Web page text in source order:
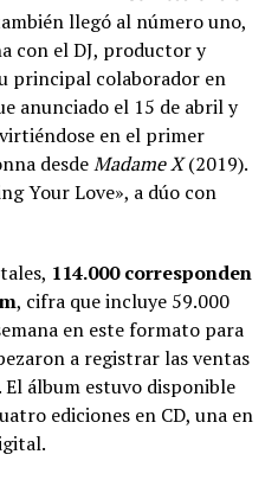
llegó al número uno,
con el DJ, productor y
principal colaborador en
anunciado el 15 de abril y
en el primer
desdeMadame X(2019).
Your Love», a dúo con
114.000 corresponden
, cifra que incluye 59.000
en este formato para
a registrar las ventas
álbum estuvo disponible
ediciones en CD, una en